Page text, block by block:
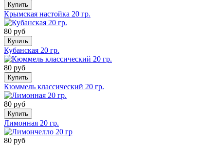
Купить
Крымская настойка 20 гр.
80 руб
Купить
Кубанская 20 гр.
80 руб
Купить
Кюммель классический 20 гр.
80 руб
Купить
Лимонная 20 гр.
80 руб